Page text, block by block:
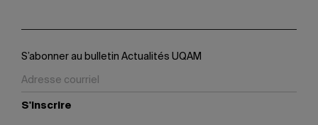
S’abonner au bulletin Actualités UQAM
S'inscrire